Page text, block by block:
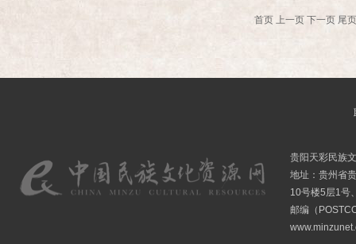
首页 上一页 下一页 尾页
贵阳天彩民族
地址：贵州省
10号楼5层1号
邮编（